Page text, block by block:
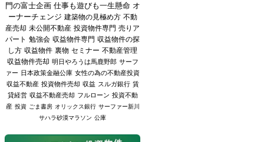
門の富士企画 仕事も遊びも一生懸命 オ
ーナーチェンジ 建築物の見極め方 不動
産売却 未公開不動産 投資物件専門 売りア
パート 勉強会 収益物件専門 収益物件の探
し方 収益物件 裏物 セミナー 不動産管理
収益物件売却 明日やろうは馬鹿野郎 サーフ
ァー 日本政策金融公庫 女性の為の不動産投資
収益不動産 投資物件売却 収益 スルガ銀行 賃
貸経営 収益不動産売却 フルローン 投資不動
産 投資 ごま書房 オリックス銀行 サーファー新川
サハラ砂漠マラソン 公庫